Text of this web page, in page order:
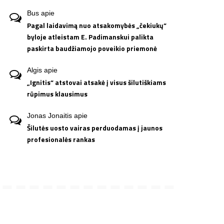
Bus apie
Pagal laidavimą nuo atsakomybės „čekiukų“
byloje atleistam E. Padimanskui palikta
paskirta baudžiamojo poveikio priemonė
Algis apie
„Ignitis“ atstovai atsakė į visus šilutiškiams
rūpimus klausimus
Jonas Jonaitis apie
Šilutės uosto vairas perduodamas į jaunos
profesionalės rankas